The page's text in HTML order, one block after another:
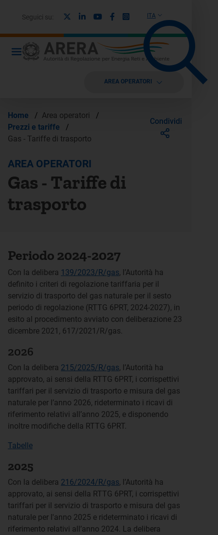
ITA
Seguici su: LinkedinYoutubeFacebook
Instagram
AREA OPERATORI
Home / Area operatori
/
Prezzi e tariffe
/
Gas - Tariffe di trasporto
Condividi
AREA OPERATORI
Gas - Tariffe di
trasporto
Periodo 2024-2027
Con la delibera 139/2023/R/gas, l’Autorità ha
definito i criteri di regolazione tariffaria per il
servizio di trasporto del gas naturale per il sesto
periodo di regolazione (RTTG 6PRT, 2024-2027), in
esito al procedimento avviato con deliberazione 23
dicembre 2021, 617/2021/R/gas.
2026
Con la delibera 215/2025/R/gas, l’Autorità ha
approvato, ai sensi della RTTG 6PRT, i corrispettivi
tariffari per il servizio di trasporto e misura del gas
naturale per l’anno 2026, rideterminato i ricavi di
riferimento relativi all’anno 2025, e disponendo
inoltre modifiche della RTTG 6PRT.
Tabelle
2025
Con la delibera 216/2024/R/gas, l’Autorità ha
approvato, ai sensi della RTTG 6PRT, i corrispettivi
tariffari per il servizio di trasporto e misura del gas
naturale per l'anno 2025 e rideterminato i ricavi di
riferimento relativi all’anno 2024. La delibera